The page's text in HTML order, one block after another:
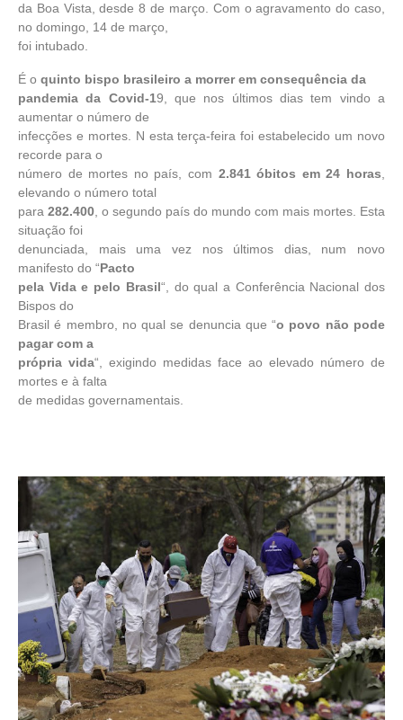
da Boa Vista, desde 8 de março. Com o agravamento do caso,
no domingo, 14 de março,
foi intubado.
É o quinto bispo brasileiro a morrer em consequência da
pandemia da Covid-19, que nos últimos dias tem vindo a
aumentar o número de
infecções e mortes. N esta terça-feira foi estabelecido um novo
recorde para o
número de mortes no país, com 2.841 óbitos em 24 horas,
elevando o número total
para 282.400, o segundo país do mundo com mais mortes. Esta
situação foi
denunciada, mais uma vez nos últimos dias, num novo
manifesto do “Pacto
pela Vida e pelo Brasil“, do qual a Conferência Nacional dos
Bispos do
Brasil é membro, no qual se denuncia que “o povo não pode
pagar com a
própria vida“, exigindo medidas face ao elevado número de
mortes e à falta
de medidas governamentais.